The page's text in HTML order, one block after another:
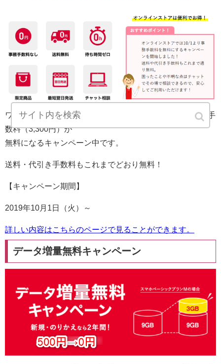
ワイモバイルのオンラインストアでは、10月1日より事務手
数料（3,300円）が
無料になるキャンペーン中です。
送料・代引き手数料もこれまでどおり無料！
【キャンペーン期間】
2019年10月1日（火）～
詳しい内容はこちらのページで見ることができます。
データ増量無料キャンペーン